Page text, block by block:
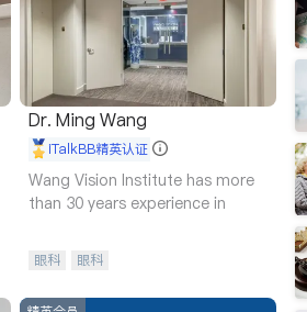
Dr. Ming Wang
iTalkBB精英认证
Wang Vision Institute has more
than 30 years experience in
眼科 眼科